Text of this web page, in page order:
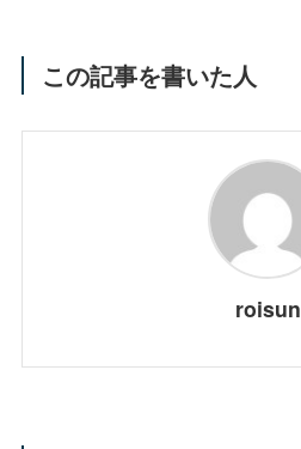
この記事を書いた人
roisun